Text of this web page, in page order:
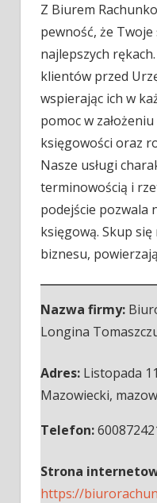
Z Biurem
pewność, że
najlepszych
klientów przed
wspierając ich w
pomoc w
księgowości oraz
Nasze usługi
terminowością i
podejście pozwala
księgową. Skup
biznesu,
Nazwa firmy:
Longina
Adres: Listopada
Mazowiecki,
Telefon:
Strona
https://